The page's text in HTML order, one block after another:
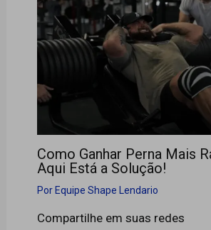
Como Ganhar Perna Mais
Aqui Está a Solução!
Por Equipe Shape Lendario
Compartilhe em suas redes